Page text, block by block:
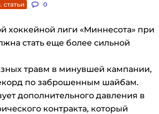
статьи 0
хоккейной лиги «Миннесота» при
стать еще более сильной
травм в минувшей кампании,
по заброшенным шайбам.
дополнительного давления в
контракта, который